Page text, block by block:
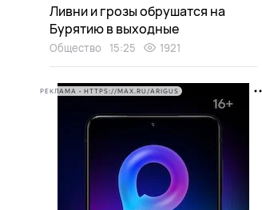
Ливни и грозы обрушатся на
Бурятию в выходные
Общество 15:25 1921
РЕКЛАМА • HTTPS://MAX.RU/ARIGUS